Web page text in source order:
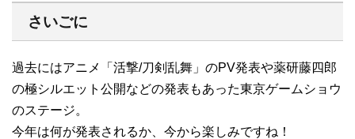
さいごに
過去にはアニメ「活撃/刀剣乱舞」のPV発表や薬研藤四郎
の極シルエット公開などの発表もあった東京ゲームショウ
のステージ。
今年は何が発表されるか、今から楽しみですね！